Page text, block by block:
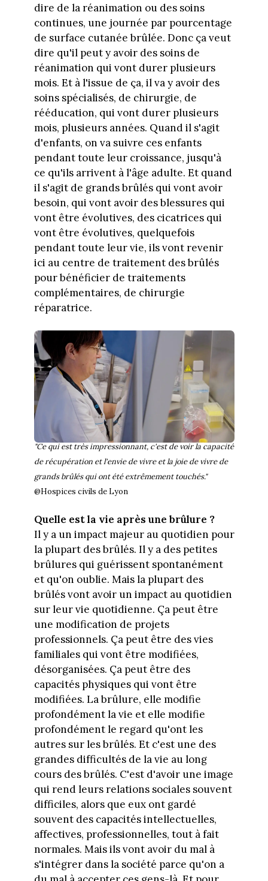
dire de la réanimation ou des soins
continues, une journée par pourcentage
de surface cutanée brûlée. Donc ça veut
dire qu'il peut y avoir des soins de
réanimation qui vont durer plusieurs
mois. Et à l'issue de ça, il va y avoir des
soins spécialisés, de chirurgie, de
rééducation, qui vont durer plusieurs
mois, plusieurs années. Quand il s'agit
d'enfants, on va suivre ces enfants
pendant toute leur croissance, jusqu'à
ce qu'ils arrivent à l'âge adulte. Et quand
il s'agit de grands brûlés qui vont avoir
besoin, qui vont avoir des blessures qui
vont être évolutives, des cicatrices qui
vont être évolutives, quelquefois
pendant toute leur vie, ils vont revenir
ici au centre de traitement des brûlés
pour bénéficier de traitements
complémentaires, de chirurgie
réparatrice.
"Ce qui est très impressionnant, c'est de voir la capacité
de récupération et l'envie de vivre et la joie de vivre de
grands brûlés qui ont été extrêmement touchés."
@Hospices civils de Lyon
Quelle est la vie après une brûlure ?
Il y a un impact majeur au quotidien pour
la plupart des brûlés. Il y a des petites
brûlures qui guérissent spontanément
et qu'on oublie. Mais la plupart des
brûlés vont avoir un impact au quotidien
sur leur vie quotidienne. Ça peut être
une modification de projets
professionnels. Ça peut être des vies
familiales qui vont être modifiées,
désorganisées. Ça peut être des
capacités physiques qui vont être
modifiées. La brûlure, elle modifie
profondément la vie et elle modifie
profondément le regard qu'ont les
autres sur les brûlés. Et c'est une des
grandes difficultés de la vie au long
cours des brûlés. C'est d'avoir une image
qui rend leurs relations sociales souvent
difficiles, alors que eux ont gardé
souvent des capacités intellectuelles,
affectives, professionnelles, tout à fait
normales. Mais ils vont avoir du mal à
s'intégrer dans la société parce qu'on a